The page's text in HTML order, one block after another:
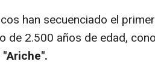
han secuenciado el
de 2.500 años de edad,